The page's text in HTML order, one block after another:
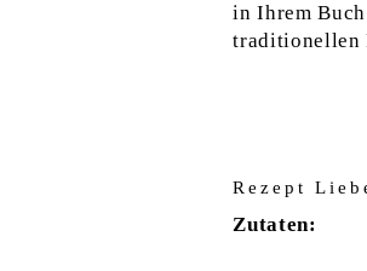
in Ihrem Buch
traditionellen
Rezept
Zutaten: